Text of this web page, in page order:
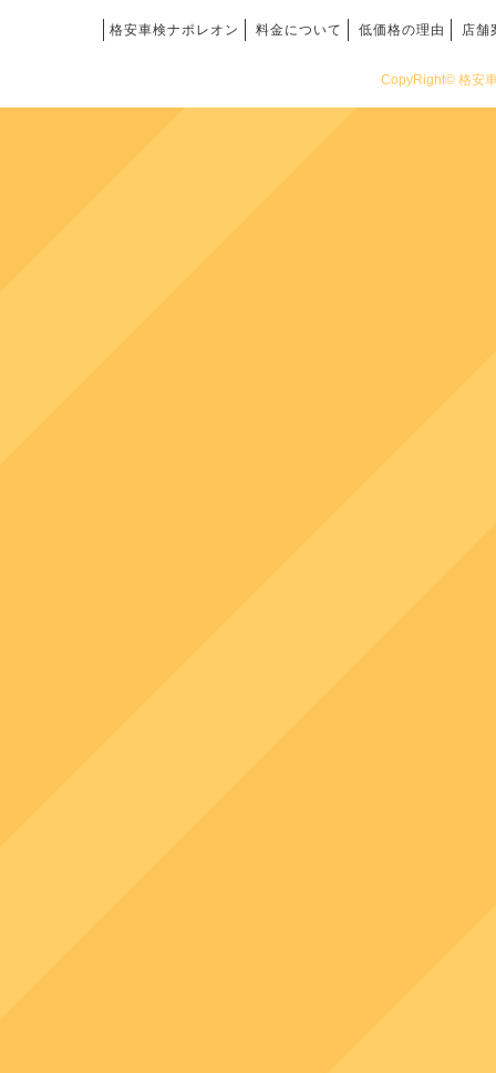
格安車検ナポレオン 料金について 低価格の理由 店舗
CopyRight© 格安